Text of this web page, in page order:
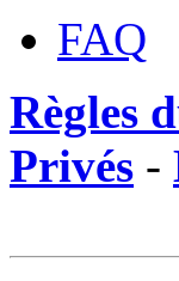
FAQ
Règles
Privés -